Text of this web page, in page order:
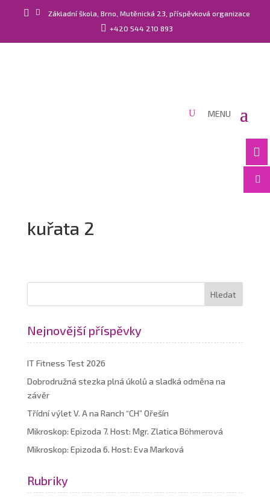
  Základní škola, Brno, Mutěnická 23, příspěvková organizace
 +420 544 210 893


kuřata 2
Nejnovější příspěvky
IT Fitness Test 2026
Dobrodružná stezka plná úkolů a sladká odměna na
závěr
Třídní výlet V. A na Ranch “CH” Ořešín
Mikroskop: Epizoda 7. Host: Mgr. Zlatica Böhmerová
Mikroskop: Epizoda 6. Host: Eva Marková
Rubriky